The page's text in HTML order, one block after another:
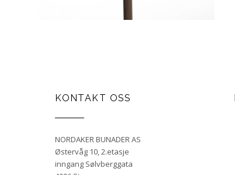
KONTAKT OSS
NORDAKER BUNADER AS
Østervåg 10, 2.etasje
inngang Sølvberggata